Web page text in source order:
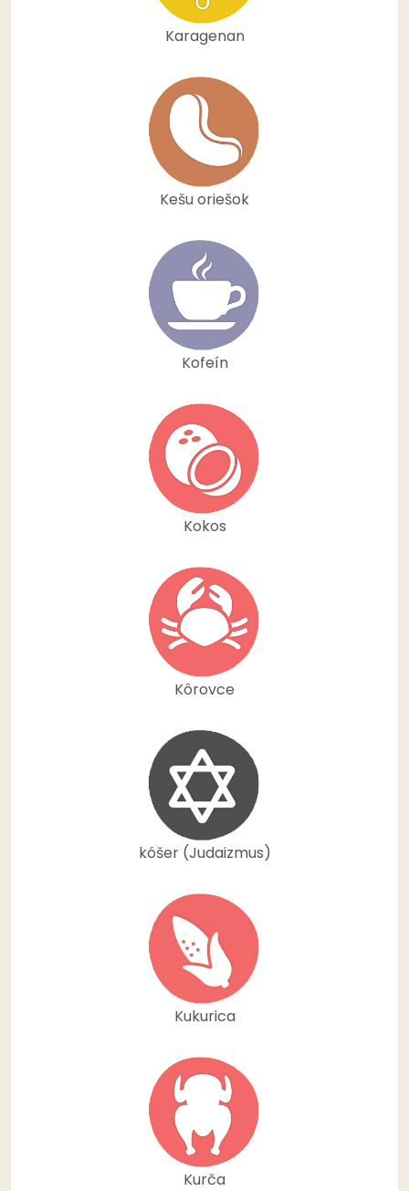
Karagenan
Kešu oriešok
Kofeín
Kokos
Kôrovce
kóšer (Judaizmus)
Kukurica
Kurča